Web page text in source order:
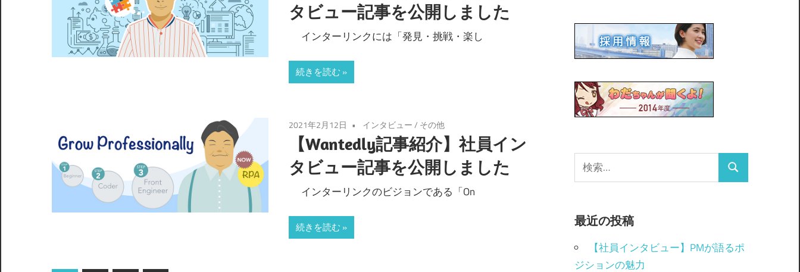
タビュー記事を公開しました
インターリンクには「発見・挑戦・楽し
続きを読む
2021年2月12日 インタビュー/ その他
【Wantedly記事紹介】社員イン
タビュー記事を公開しました
インターリンクのビジョンである「On
続きを読む 最近の投稿
【社員インタビュー】PMが語るポ
ジションの魅力